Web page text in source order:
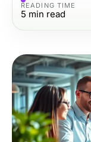
READING TIME
5 min read